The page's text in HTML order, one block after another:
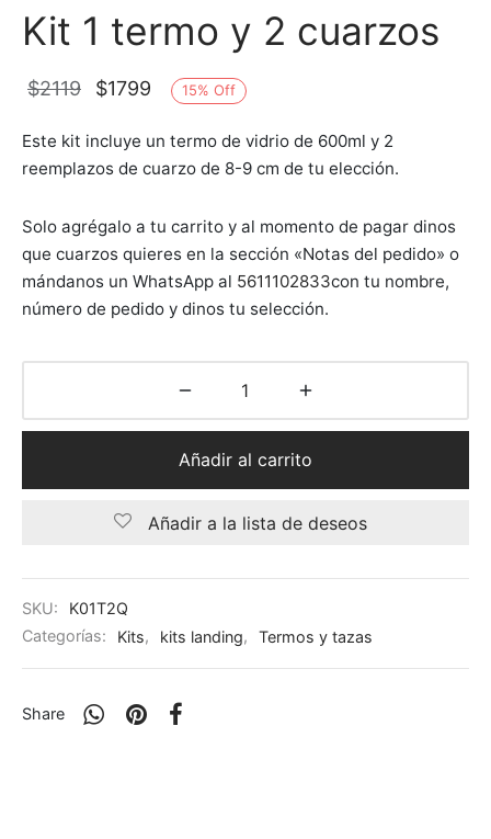
Kit 1 termo y 2 cuarzos
$2119
El
original
$2119.
$1799
actual
$1799.
15% Off
Este kit incluye un termo de vidrio de 600ml y 2
reemplazos de cuarzo de 8-9 cm de tu elección.
Solo agrégalo a tu carrito y al momento de pagar dinos
que cuarzos quieres en la sección «Notas del pedido» o
mándanos un WhatsApp al 5611102833con tu nombre,
número de pedido y dinos tu selección.
Añadir al carrito
Añadir a la lista de deseos
SKU:
K01T2Q
Categorías:
Kits, kits landing, Termos y tazas
Share